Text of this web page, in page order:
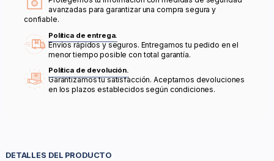
avanzadas para garantizar una compra segura y
confiable.
Política de entrega.
Envíos rápidos y seguros. Entregamos tu pedido en el
menor tiempo posible con total garantía.
Política de devolución.
Garantizamos tu satisfacción. Aceptamos devoluciones
en los plazos establecidos según condiciones.
DETALLES DEL PRODUCTO